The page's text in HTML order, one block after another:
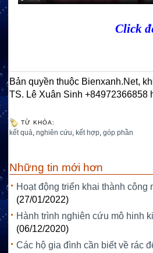
Click
Bản quyền thuộc Bienxanh.Net,
TS. Lê Xuân Sinh +84972366858
TỪ KHÓA:
kết quả, nghiên cứu, kết hợp, góp phần
Những tin mới hơn
Hoạt động triển khai thành công
(27/01/2022)
Hành trình nghiên cứu mô hinh
(06/12/2020)
Các hộ gia đình cần biết về rác